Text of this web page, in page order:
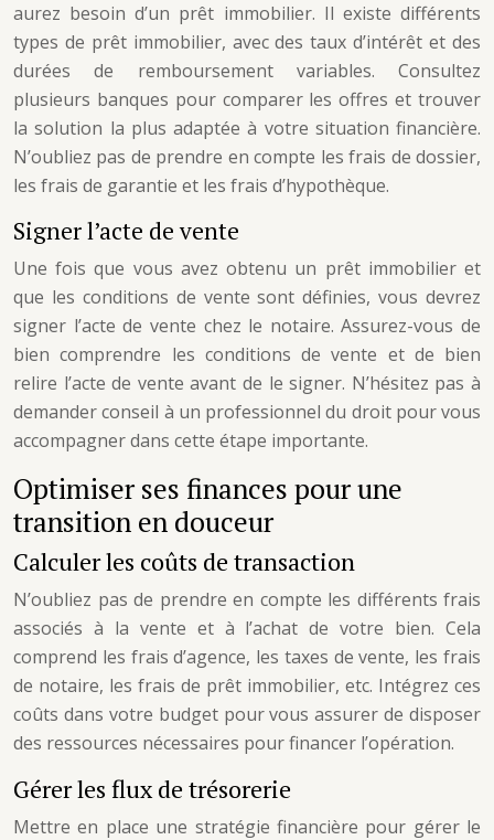
aurez besoin d’un prêt immobilier. Il existe différents
types de prêt immobilier, avec des taux d’intérêt et des
durées de remboursement variables. Consultez
plusieurs banques pour comparer les offres et trouver
la solution la plus adaptée à votre situation financière.
N’oubliez pas de prendre en compte les frais de dossier,
les frais de garantie et les frais d’hypothèque.
Signer l’acte de vente
Une fois que vous avez obtenu un prêt immobilier et
que les conditions de vente sont définies, vous devrez
signer l’acte de vente chez le notaire. Assurez-vous de
bien comprendre les conditions de vente et de bien
relire l’acte de vente avant de le signer. N’hésitez pas à
demander conseil à un professionnel du droit pour vous
accompagner dans cette étape importante.
Optimiser ses finances pour une
transition en douceur
Calculer les coûts de transaction
N’oubliez pas de prendre en compte les différents frais
associés à la vente et à l’achat de votre bien. Cela
comprend les frais d’agence, les taxes de vente, les frais
de notaire, les frais de prêt immobilier, etc. Intégrez ces
coûts dans votre budget pour vous assurer de disposer
des ressources nécessaires pour financer l’opération.
Gérer les flux de trésorerie
Mettre en place une stratégie financière pour gérer le